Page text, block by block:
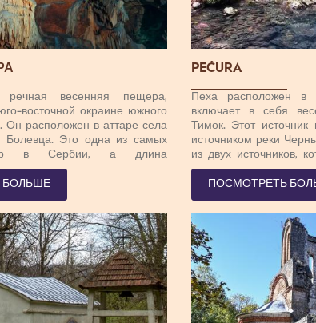
весенняя пещера,
восточной окраине южного
Он расположен в аттаре села
Болевца. Это одна из самых
в Сербии, а длина
составляет около 6 км.
морфологии, является
формой сердечного
на трех этажах. В пещере
фауна пещерных голов.
эндемичные креветки
насекомые имеют значение.
пещеры выделяются:
северная стена облицована
орнаментами, с Кубой и
кажется торжественным и
БОЛЬШЕ
PEĆURA
Пеха расположен в
включает в себя
Тимок. Этот
источником реки
из двух источников,
собой. Основной
ущелья Пеха, откуда
под скалами и
постоянный поток
колебаниями, но не
слабее и
недалеко от остатков
он часто высыхает
Черного Тимока, до
работала
снабжая село
ПОСМОТРЕТЬ